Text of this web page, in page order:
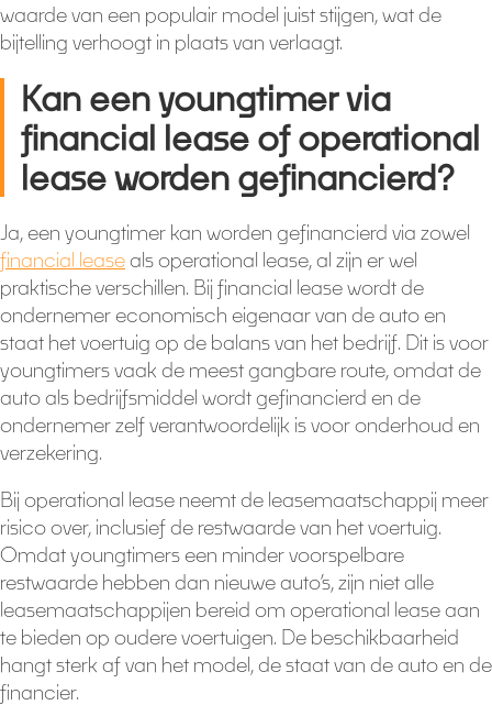
waarde van een populair model juist stijgen, wat de
bijtelling verhoogt in plaats van verlaagt.
Kan een youngtimer via
financial lease of operational
lease worden gefinancierd?
Ja, een youngtimer kan worden gefinancierd via zowel
financial leaseals operational lease, al zijn er wel
praktische verschillen. Bij financial lease wordt de
ondernemer economisch eigenaar van de auto en
staat het voertuig op de balans van het bedrijf. Dit is voor
youngtimers vaak de meest gangbare route, omdat de
auto als bedrijfsmiddel wordt gefinancierd en de
ondernemer zelf verantwoordelijk is voor onderhoud en
verzekering.
Bij operational lease neemt de leasemaatschappij meer
risico over, inclusief de restwaarde van het voertuig.
Omdat youngtimers een minder voorspelbare
restwaarde hebben dan nieuwe auto’s, zijn niet alle
leasemaatschappijen bereid om operational lease aan
te bieden op oudere voertuigen. De beschikbaarheid
hangt sterk af van het model, de staat van de auto en de
financier.